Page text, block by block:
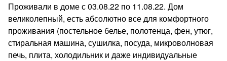
Проживали в доме с 03.08.22 по 11.08.22. Дом
великолепный, есть абсолютно все для комфортного
проживания (постельное белье, полотенца, фен, утюг,
стиральная машина, сушилка, посуда, микроволновая
печь, плита, холодильник и даже индивидуальные